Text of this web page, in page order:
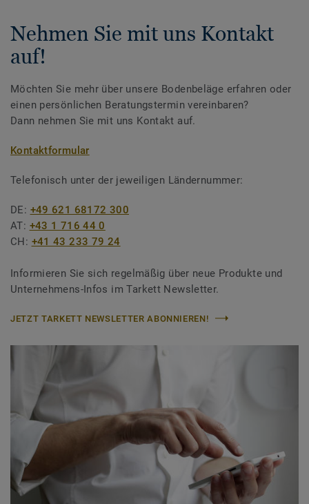
Nehmen Sie mit uns Kontakt
auf!
Möchten Sie mehr über unsere Bodenbeläge erfahren oder
einen persönlichen Beratungstermin vereinbaren?
Dann nehmen Sie mit uns Kontakt auf.
Kontaktformular
Telefonisch unter der jeweiligen Ländernummer:
DE: +49 621 68172 300
AT: +43 1 716 44 0
CH: +41 43 233 79 24
Informieren Sie sich regelmäßig über neue Produkte und
Unternehmens-Infos im Tarkett Newsletter.
JETZT TARKETT NEWSLETTER ABONNIEREN!